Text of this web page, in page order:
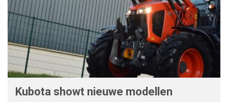
Kubota showt nieuwe modellen